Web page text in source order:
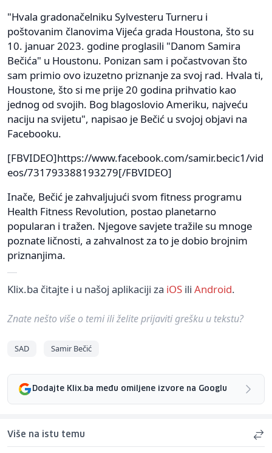
"Hvala gradonačelniku Sylvesteru Turneru i
poštovanim članovima Vijeća grada Houstona, što su
10. januar 2023. godine proglasili "Danom Samira
Bečića" u Houstonu. Ponizan sam i počastvovan što
sam primio ovo izuzetno priznanje za svoj rad. Hvala ti,
Houstone, što si me prije 20 godina prihvatio kao
jednog od svojih. Bog blagoslovio Ameriku, najveću
naciju na svijetu", napisao je Bečić u svojoj objavi na
Facebooku.
[FBVIDEO]https://www.facebook.com/samir.becic1/vid
eos/731793388193279[/FBVIDEO]
Inače, Bečić je zahvaljujući svom fitness programu
Health Fitness Revolution, postao planetarno
popularan i tražen. Njegove savjete tražile su mnoge
poznate ličnosti, a zahvalnost za to je dobio brojnim
priznanjima.
Klix.ba čitajte i u našoj aplikaciji za iOS ili Android.
Znate nešto više o temi ili želite prijaviti grešku u tekstu?
SAD Samir Bečić
Dodajte Klix.ba među omiljene izvore na Googlu
Više na istu temu